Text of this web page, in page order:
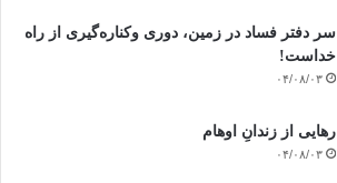
سر دفتر فساد در زمین‌، دوری وکناره‌گیری از راه
خداست‌!
۰۴/۰۸/۰۳
رهایی از زندانِ اوهام
۰۴/۰۸/۰۳